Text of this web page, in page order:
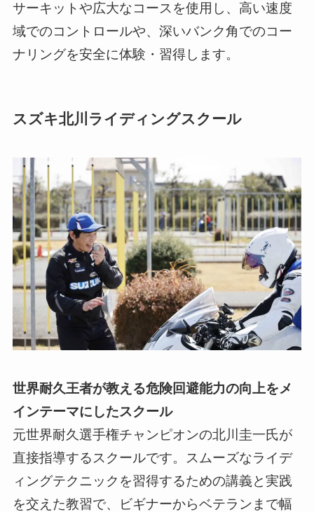
サーキットや広大なコースを使用し、高い速度
域でのコントロールや、深いバンク角でのコー
ナリングを安全に体験・習得します。
スズキ北川ライディングスクール
世界耐久王者が教える危険回避能力の向上をメ
インテーマにしたスクール
元世界耐久選手権チャンピオンの北川圭一氏が
直接指導するスクールです。スムーズなライデ
ィングテクニックを習得するための講義と実践
を交えた教習で、ビギナーからベテランまで幅